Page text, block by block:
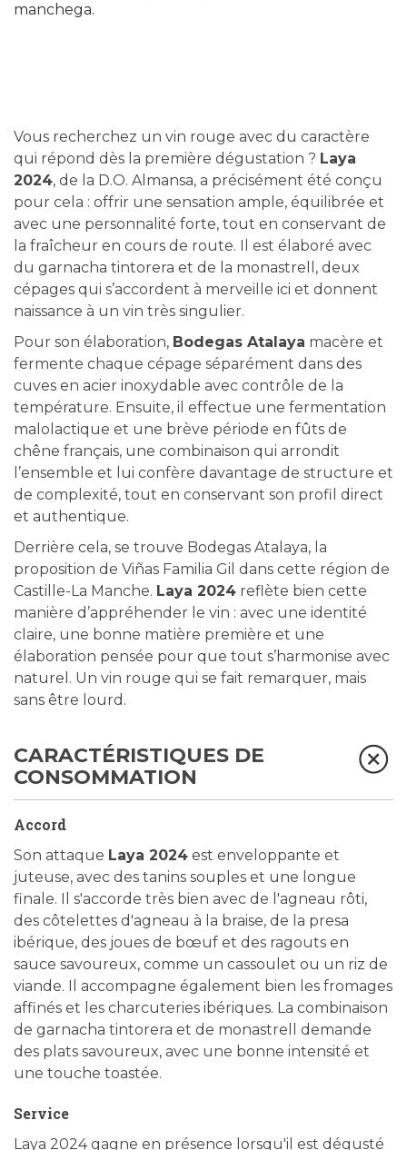
manchega.
Vous recherchez un vin rouge avec du caractère
qui répond dès la première dégustation ? Laya
2024, de la D.O. Almansa, a précisément été conçu
pour cela : offrir une sensation ample, équilibrée et
avec une personnalité forte, tout en conservant de
la fraîcheur en cours de route. Il est élaboré avec
du garnacha tintorera et de la monastrell, deux
cépages qui s’accordent à merveille ici et donnent
naissance à un vin très singulier.
Pour son élaboration, Bodegas Atalaya macère et
fermente chaque cépage séparément dans des
cuves en acier inoxydable avec contrôle de la
température. Ensuite, il effectue une fermentation
malolactique et une brève période en fûts de
chêne français, une combinaison qui arrondit
l’ensemble et lui confère davantage de structure et
de complexité, tout en conservant son profil direct
et authentique.
Derrière cela, se trouve Bodegas Atalaya, la
proposition de Viñas Familia Gil dans cette région de
Castille-La Manche. Laya 2024 reflète bien cette
manière d’appréhender le vin : avec une identité
claire, une bonne matière première et une
élaboration pensée pour que tout s’harmonise avec
naturel. Un vin rouge qui se fait remarquer, mais
sans être lourd.
CARACTÉRISTIQUES DE
CONSOMMATION
Accord
Son attaque Laya 2024 est enveloppante et
juteuse, avec des tanins souples et une longue
finale. Il s'accorde très bien avec de l'agneau rôti,
des côtelettes d'agneau à la braise, de la presa
ibérique, des joues de bœuf et des ragouts en
sauce savoureux, comme un cassoulet ou un riz de
viande. Il accompagne également bien les fromages
affinés et les charcuteries ibériques. La combinaison
de garnacha tintorera et de monastrell demande
des plats savoureux, avec une bonne intensité et
une touche toastée.
Service
Laya 2024 gagne en présence lorsqu'il est dégusté